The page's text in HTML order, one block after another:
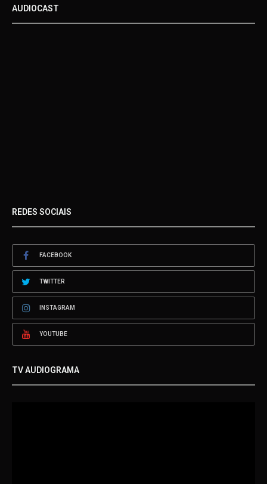
AUDIOCAST
REDES SOCIAIS
FACEBOOK
TWITTER
INSTAGRAM
YOUTUBE
TV AUDIOGRAMA